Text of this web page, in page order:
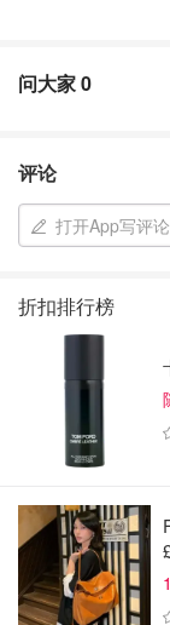
价比略高。
问大家0
评论
打开App写评论
折扣排行榜